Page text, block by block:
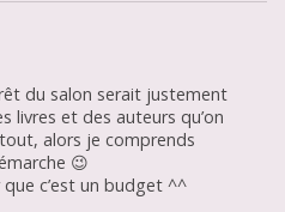
du salon serait justement
livres et des auteurs qu’on
alors je comprends
😉
que c’est un budget ^^